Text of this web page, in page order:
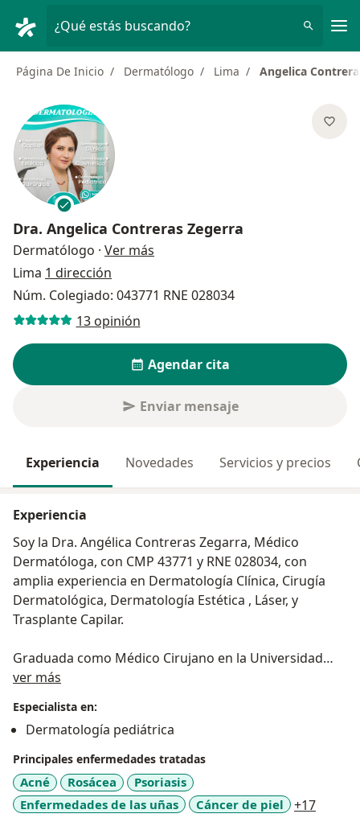
¿Qué estás buscando?
Página De Inicio Dermatólogo Lima Angelica
Dra. Angelica Contreras Zegerra
Dermatólogo · Ver más
Lima 1 dirección
Núm. Colegiado: 043771 RNE 028034
13 opinión
Agendar cita
Enviar mensaje
Experiencia Novedades Servicios y precios
Experiencia
Soy la Dra. Angélica Contreras Zegarra, Médico
Dermatóloga, con CMP 43771 y RNE 028034, con
amplia experiencia en Dermatología Clínica, Cirugía
Dermatológica, Dermatología Estética , Láser, y
Trasplante Capilar.
Graduada como Médico Cirujano en la Universidad
Nacional San Antonio Abad del Cusco, y como
Guillermo Almenara Irigoyen por la Universidad
Nacional Federico Villarreal.
ver más
Especialista en:
Dermatología pediátrica
Principales enfermedades tratadas
Acné Rosácea
Psoriasis
Enfermedades de las uñas
Cáncer de piel +17